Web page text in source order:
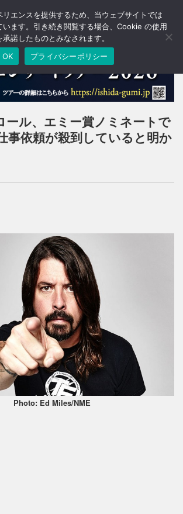
T
o
a
v
g
a
n
ール、エミー賞ノミネートで
事依頼が殺到していると明か
Photo: Ed Miles/NME
リエンスを提供するため、当ウェブサイトでは
ます。引き続き閲覧する場合、Cookie の使用
承諾したものとみなされます。
OK
プライバシーポリシー